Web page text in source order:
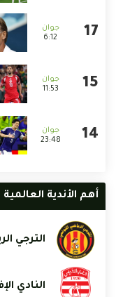
6:12
11:53
23:48
أهم الأندية العالمية
الترجي
النادي